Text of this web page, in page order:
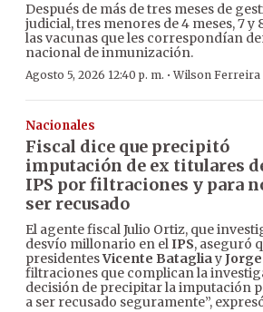
Después de más de tres meses de
judicial, tres menores de 4 meses, 7
las vacunas que les correspondían
nacional de inmunización.
Agosto 5, 2026 12:40 p. m. ·Wilson Ferreira
Nacionales
Fiscal dice que precipitó
imputación de ex titulares
IPS por filtraciones y para
ser recusado
El agente fiscal Julio Ortiz, que
desvío millonario en elIPS, aseguró
presidentesVicente Batagliay
filtraciones que complican la
decisión de precipitar la imputación
a ser recusado seguramente”,